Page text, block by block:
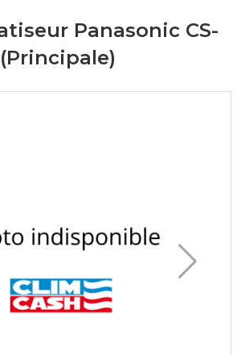
Panasonic CS-